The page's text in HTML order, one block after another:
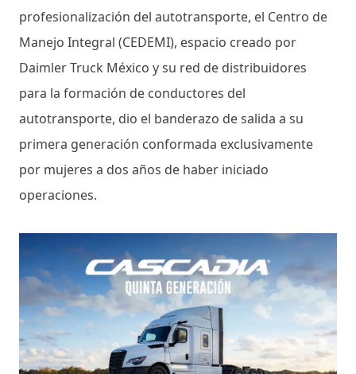
profesionalización del autotransporte, el Centro de
Manejo Integral (CEDEMI), espacio creado por
Daimler Truck México y su red de distribuidores
para la formación de conductores del
autotransporte, dio el banderazo de salida a su
primera generación conformada exclusivamente
por mujeres a dos años de haber iniciado
operaciones.